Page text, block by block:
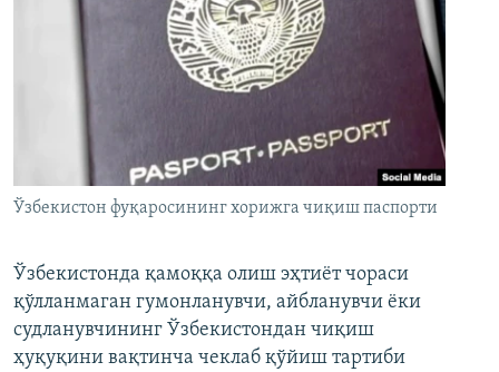
Ўзбекистон фуқаросининг хорижга чиқиш паспорти
Ўзбекистонда қамоққа олиш эҳтиёт чораси
қўлланмаган гумонланувчи, айбланувчи ёки
судланувчининг Ўзбекистондан чиқиш
ҳуқуқини вақтинча чеклаб қўйиш тартиби